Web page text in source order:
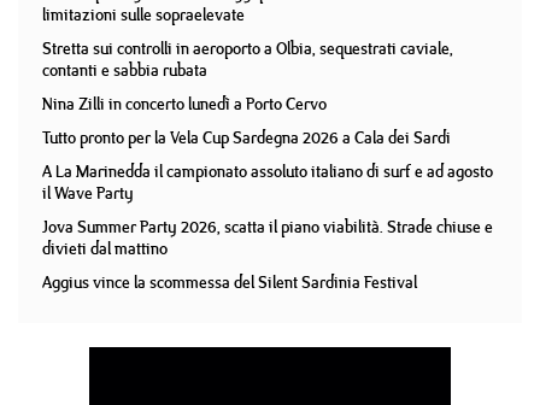
limitazioni sulle sopraelevate
Stretta sui controlli in aeroporto a Olbia, sequestrati caviale,
contanti e sabbia rubata
Nina Zilli in concerto lunedì a Porto Cervo
Tutto pronto per la Vela Cup Sardegna 2026 a Cala dei Sardi
A La Marinedda il campionato assoluto italiano di surf e ad agosto
il Wave Party
Jova Summer Party 2026, scatta il piano viabilità. Strade chiuse e
divieti dal mattino
Aggius vince la scommessa del Silent Sardinia Festival